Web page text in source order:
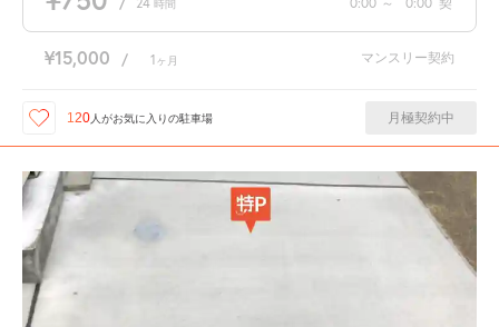
時間
¥15,000 / 1 ヶ月 マンスリー契約
120 人がお気に入りの駐車場 月極契約中